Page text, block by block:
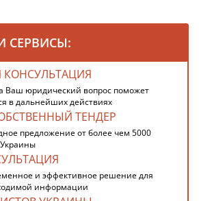
СЕРВИСЫ:
КОНСУЛЬТАЦИЯ
Ваш юридический вопрос поможет
в дальнейших действиях
ТЕНДЕР
предложение от более чем 5000
и эффективное решение для
информации